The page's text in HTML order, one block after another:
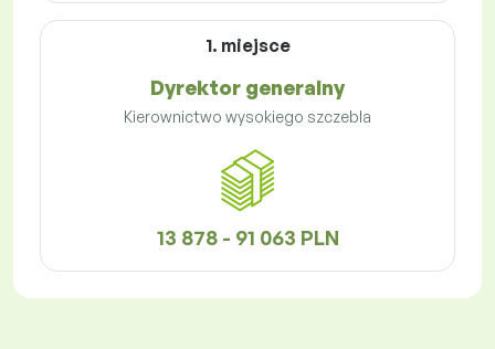
1. miejsce
Dyrektor generalny
Kierownictwo wysokiego szczebla
13 878 - 91 063 PLN